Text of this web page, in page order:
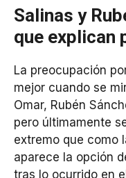
Salinas y
que explican
La preocupación
mejor cuando se
Omar, Rubén
pero últimamente
extremo que como
aparece la opción
tras lo ocurrido en